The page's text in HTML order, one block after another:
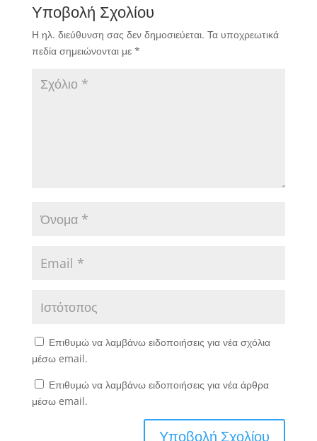
Υποβολή Σχολίου
Η ηλ. διεύθυνση σας δεν δημοσιεύεται. Τα υποχρεωτικά
πεδία σημειώνονται με *
Επιθυμώ να λαμβάνω ειδοποιήσεις για νέα σχόλια
μέσω email.
Επιθυμώ να λαμβάνω ειδοποιήσεις για νέα άρθρα
μέσω email.